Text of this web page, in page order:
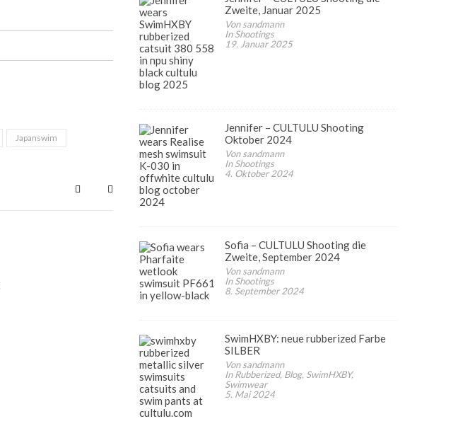
Japanswim
Zweite, Januar 2025
Von sandmann
In Shootings
19. Januar 2025
Jennifer – CULTULU Shooting
Oktober 2024
Von sandmann
In Shootings
4. Oktober 2024
Sofia – CULTULU Shooting die
Zweite, September 2024
Von sandmann
In Shootings
8. September 2024
SwimHXBY: neue rubberized Farbe
SILBER
Von sandmann
In Rubberized, Blog, SwimHXBY,
Swimwear
5. Mai 2024